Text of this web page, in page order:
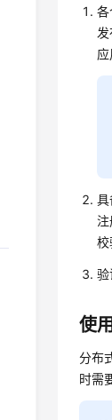
应
具
校
验
使
分布
时需